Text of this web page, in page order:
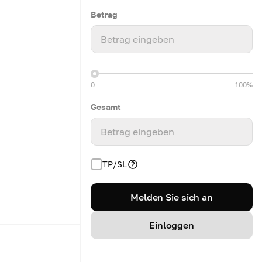
Betrag
Betrag eingeben
0 100%
Gesamt
Betrag eingeben
TP/SL
Melden Sie sich an
Einloggen